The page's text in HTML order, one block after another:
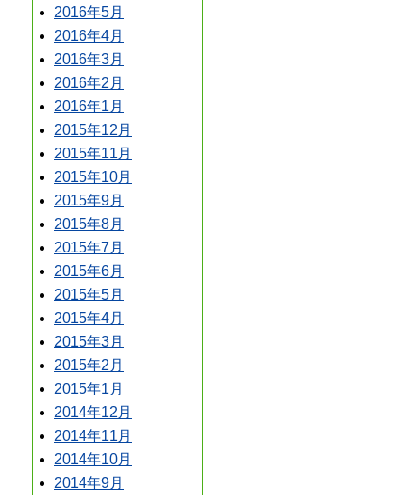
2016年5月
2016年4月
2016年3月
2016年2月
2016年1月
2015年12月
2015年11月
2015年10月
2015年9月
2015年8月
2015年7月
2015年6月
2015年5月
2015年4月
2015年3月
2015年2月
2015年1月
2014年12月
2014年11月
2014年10月
2014年9月